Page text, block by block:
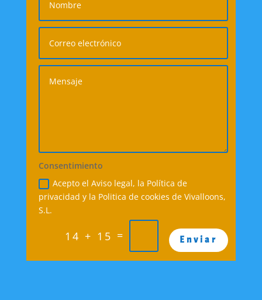
Consentimiento
Acepto el Aviso legal, la Política de
privacidad y la Politica de cookies de Vivalloons,
S.L.
14 + 15 = Enviar